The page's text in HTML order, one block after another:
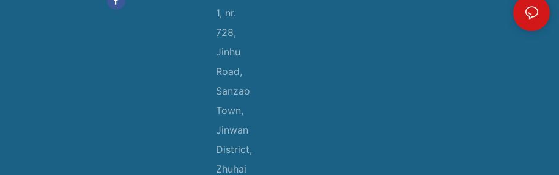
1, nr.
728,
Jinhu
Road,
Sanzao
Town,
Jinwan
District,
Zhuhai